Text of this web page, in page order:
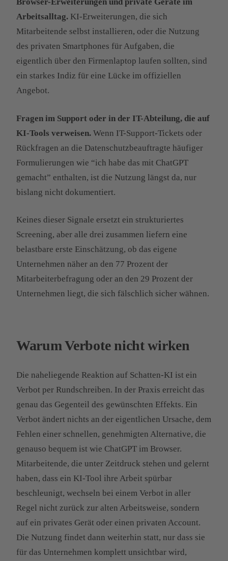
Browser-Erweiterungen und private Geräte im
Arbeitsalltag. KI-Erweiterungen, die sich
Mitarbeitende selbst installieren, oder die Nutzung
des privaten Smartphones für Aufgaben, die
eigentlich über den Firmenlaptop laufen sollten, sind
ein starkes Indiz für eine Lücke im offiziellen
Angebot.
Fragen im Support oder in der IT-Abteilung, die auf
KI-Tools verweisen. Wenn IT-Support-Tickets oder
Rückfragen an die Datenschutzbeauftragte häufiger
Formulierungen wie “ich habe das mit ChatGPT
gemacht” enthalten, ist die Nutzung längst da, nur
bislang nicht dokumentiert.
Keines dieser Signale ersetzt ein strukturiertes
Screening, aber alle drei zusammen liefern eine
belastbare erste Einschätzung, ob das eigene
Unternehmen näher an den 77 Prozent der
Mitarbeiterbefragung oder an den 29 Prozent der
Unternehmen liegt, die sich fälschlich sicher wähnen.
Warum Verbote nicht wirken
Die naheliegende Reaktion auf Schatten-KI ist ein
Verbot per Rundschreiben. In der Praxis erreicht das
genau das Gegenteil des gewünschten Effekts. Ein
Verbot ändert nichts an der eigentlichen Ursache, dem
Fehlen einer schnellen, genehmigten Alternative, die
genauso bequem ist wie ChatGPT im Browser.
Mitarbeitende, die unter Zeitdruck stehen und gelernt
haben, dass ein KI-Tool ihre Arbeit spürbar
beschleunigt, wechseln bei einem Verbot in aller
Regel nicht zurück zur alten Arbeitsweise, sondern
auf ein privates Gerät oder einen privaten Account.
Die Nutzung findet dann weiterhin statt, nur dass sie
für das Unternehmen komplett unsichtbar wird,